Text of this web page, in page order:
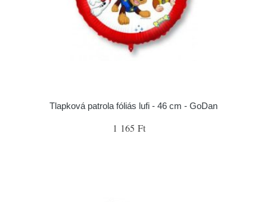
Tlapková patrola fóliás lufi - 46 cm - GoDan
1 165 Ft